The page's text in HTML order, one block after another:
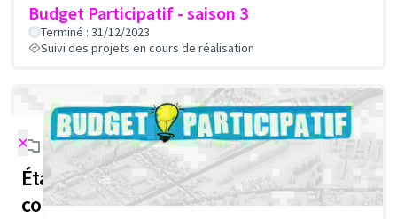
Budget Participatif - saison 3
Terminé : 31/12/2023
Suivi des projets en cours de réalisation
×
Étapes de la
concertation